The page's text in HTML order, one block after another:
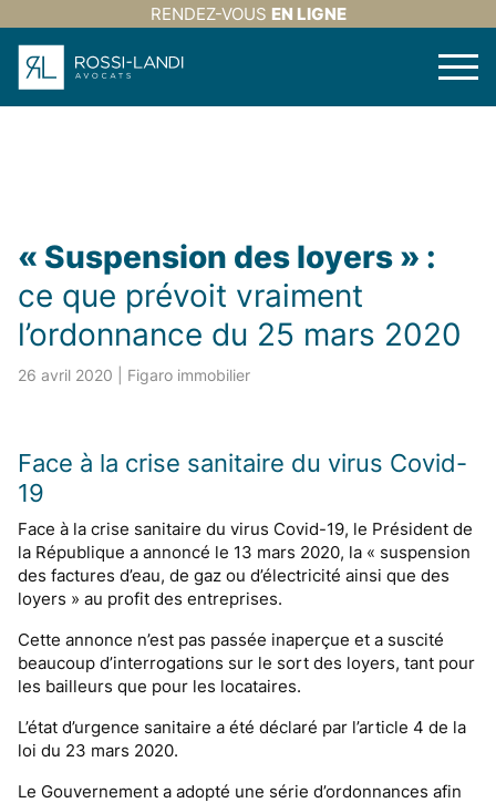
RENDEZ-VOUS EN LIGNE
« Suspension des loyers » :
ce que prévoit vraiment
l’ordonnance du 25 mars 2020
26 avril 2020 | Figaro immobilier
Face à la crise sanitaire du virus Covid-
19
Face à la crise sanitaire du virus Covid-19, le Président de
la République a annoncé le 13 mars 2020, la « suspension
des factures d’eau, de gaz ou d’électricité ainsi que des
loyers » au profit des entreprises.
Cette annonce n’est pas passée inaperçue et a suscité
beaucoup d’interrogations sur le sort des loyers, tant pour
les bailleurs que pour les locataires.
L’état d’urgence sanitaire a été déclaré par l’article 4 de la
loi du 23 mars 2020.
Le Gouvernement a adopté une série d’ordonnances afin